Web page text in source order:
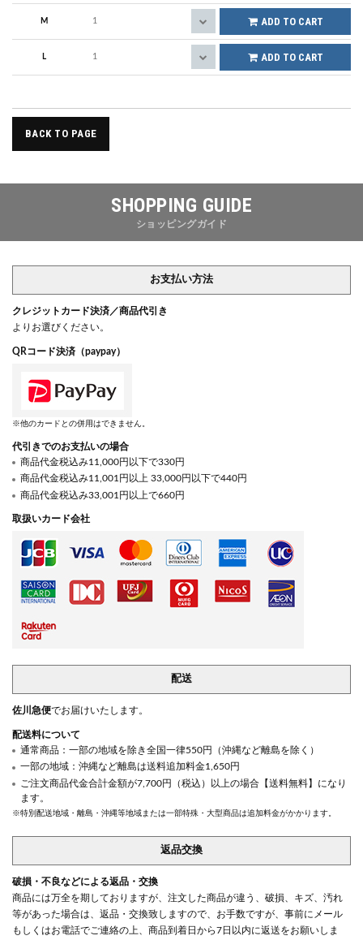
M ADD TO CART
L ADD TO CART
BACK TO PAGE
SHOPPING GUIDE
ショッピングガイド
お支払い方法
クレジットカード決済／商品代引き
よりお選びください。
QRコード決済（paypay）
※他のカードとの併用はできません。
代引きでのお支払いの場合
商品代金税込み11,000円以下で330円
商品代金税込み11,001円以上 33,000円以下で440円
商品代金税込み33,001円以上で660円
取扱いカード会社
配送
佐川急便でお届けいたします。
配送料について
通常商品：一部の地域を除き全国一律550円（沖縄など離島を除く）
一部の地域：沖縄など離島は送料追加料金1,650円
ご注文商品代金合計金額が7,700円（税込）以上の場合【送料無料】になり
ます。
※特別配送地域・離島・沖縄等地域または一部特殊・大型商品は追加料金がかかります。
返品交換
破損・不良などによる返品・交換
商品には万全を期しておりますが、注文した商品が違う、破損、キズ、汚れ
等があった場合は、返品・交換致しますので、お手数ですが、事前にメール
もしくはお電話でご連絡の上、商品到着日から7日以内に返送をお願いしま